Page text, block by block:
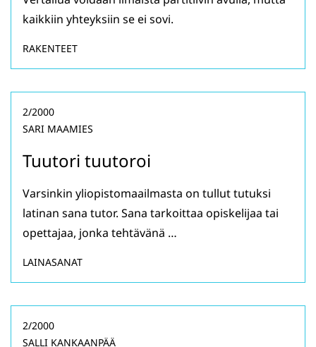
kaikkiin yhteyksiin se ei sovi.
RAKENTEET
Tuutori tuutoroi
2/2000
SARI MAAMIES
Varsinkin yliopistomaailmasta on tullut tutuksi
latinan sana tutor. Sana tarkoittaa opiskelijaa tai
opettajaa, jonka tehtävänä …
LAINASANAT
2/2000
SALLI KANKAANPÄÄ